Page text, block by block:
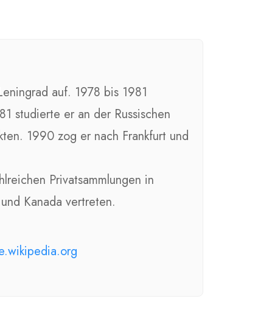
auf. 1978 bis 1981
studierte er an der Russischen
1990 zog er nach Frankfurt und
Privatsammlungen in
Kanada vertreten.